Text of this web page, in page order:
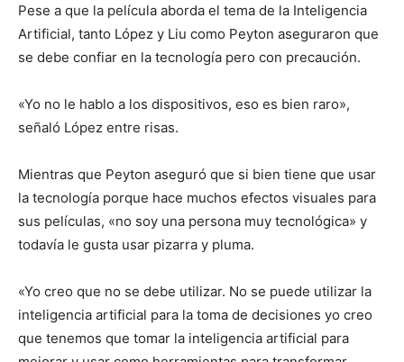
Pese a que la película aborda el tema de la Inteligencia
Artificial, tanto López y Liu como Peyton aseguraron que
se debe confiar en la tecnología pero con precaución.
«Yo no le hablo a los dispositivos, eso es bien raro»,
señaló López entre risas.
Mientras que Peyton aseguró que si bien tiene que usar
la tecnología porque hace muchos efectos visuales para
sus películas, «no soy una persona muy tecnológica» y
todavía le gusta usar pizarra y pluma.
«Yo creo que no se debe utilizar. No se puede utilizar la
inteligencia artificial para la toma de decisiones yo creo
que tenemos que tomar la inteligencia artificial para